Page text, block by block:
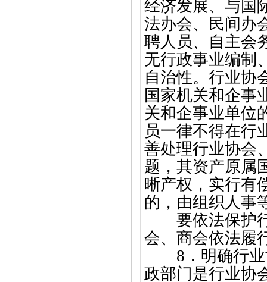
经济发展、与国
法办会、民间办
聘人员、自主会
无行政事业编制
自治性。行业协
国家机关和企事
关和企事业单位
员一律不得在行
善处理行业协会
题，其资产原属
晰产权，实行有
的，由组织人事
要依法保护行
会、商会依法履
8．明确行
政部门是行业协